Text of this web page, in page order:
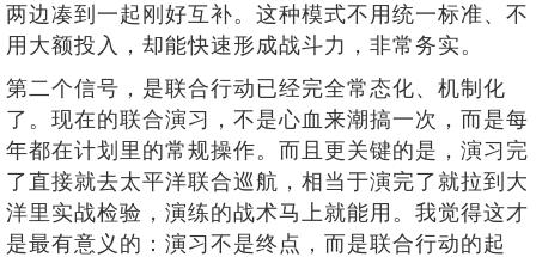
两边凑到一起刚好互补。这种模式不用统一标准、不
用大额投入，却能快速形成战斗力，非常务实。
第二个信号，是联合行动已经完全常态化、机制化
了。现在的联合演习，不是心血来潮搞一次，而是每
年都在计划里的常规操作。而且更关键的是，演习完
了直接就去太平洋联合巡航，相当于演完了就拉到大
洋里实战检验，演练的战术马上就能用。我觉得这才
是最有意义的：演习不是终点，而是联合行动的起